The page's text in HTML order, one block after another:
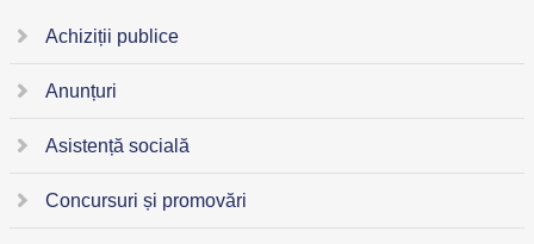
Achiziții publice
Anunțuri
Asistență socială
Concursuri și promovări